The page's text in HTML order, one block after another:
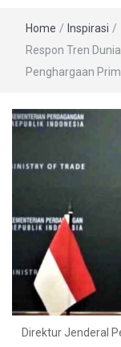
Home / Inspirasi /
Respon Tren
Penghargaan
Direktur Jenderal